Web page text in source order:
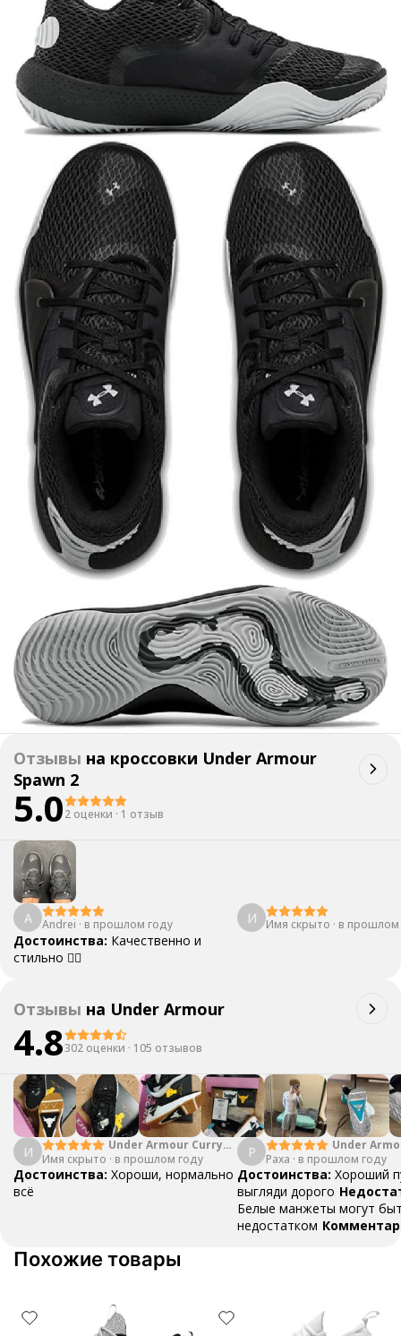
Отзывы на кроссовки Under Armour
Spawn 2
5.02 оценки · 1 отзыв
A Andrei · в прошлом году
Достоинства: Качественно и
стильно 👍🏼
И Имя скрыто · в прошлом
Отзывы на Under Armour
4.8302 оценки · 105 отзывов
И
Under Armour Curry 4
Low White Blue
Имя скрыто · в прошлом году
Достоинства: Хороши, нормально
всё
P
Under
Paxa · в прошлом году
Достоинства: Хороший
выгляди дорого
Белые манжеты могут
недостатком
Похожие товары